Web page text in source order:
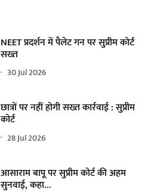
NEET प्रदर्शन में पैलेट गन पर सुप्रीम कोर्ट
सख्त
30 Jul 2026
छात्रों पर नहीं होगी सख्त कार्रवाई : सुप्रीम
कोर्ट
28 Jul 2026
आसाराम बापू पर सुप्रीम कोर्ट की अहम
सुनवाई, कहा...